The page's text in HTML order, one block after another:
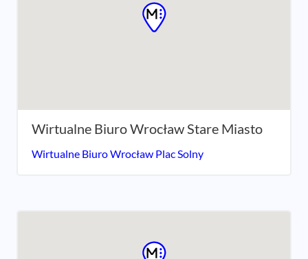
Wirtualne Biuro Wrocław Stare Miasto
Wirtualne Biuro Wrocław Plac Solny